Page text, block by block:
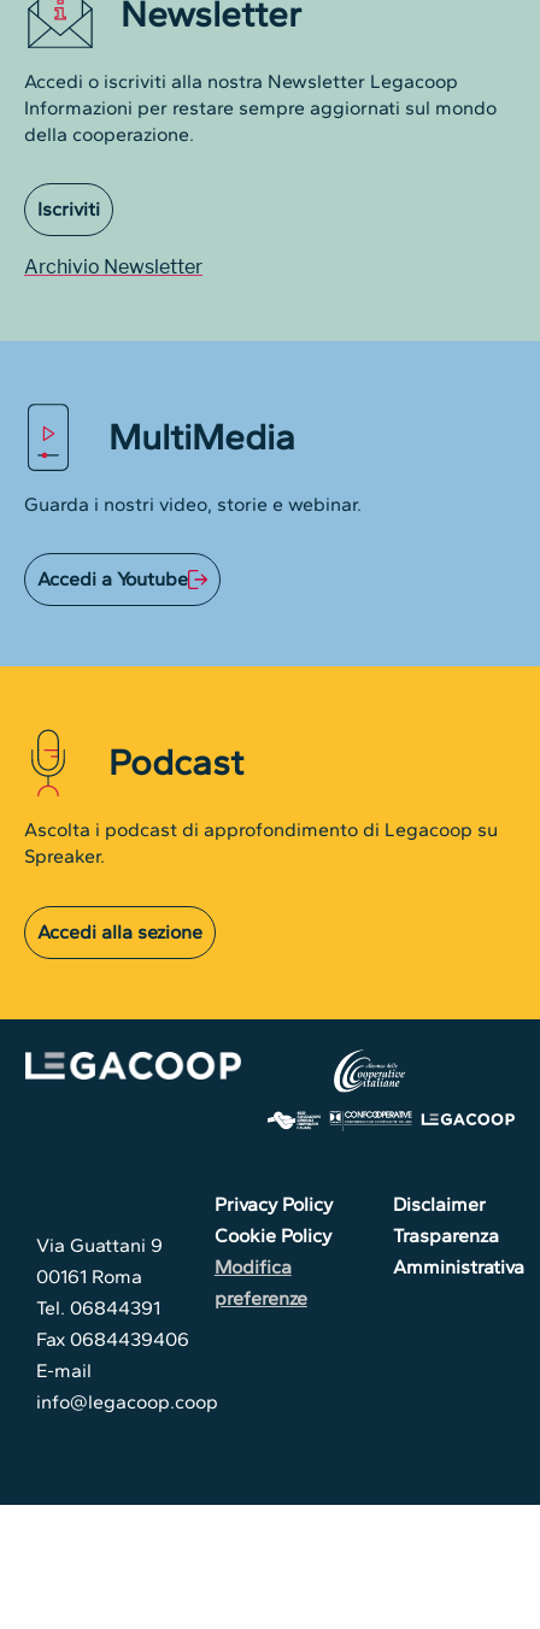
Newsletter
Accedi o iscriviti alla nostra Newsletter Legacoop
Informazioni per restare sempre aggiornati sul mondo
della cooperazione.
Iscriviti
Archivio Newsletter
MultiMedia
Guarda i nostri video, storie e webinar.
Accedi a Youtube
Podcast
Ascolta i podcast di approfondimento di Legacoop su
Spreaker.
Accedi alla sezione
Via Guattani 9
00161 Roma
Tel. 06844391
Fax 0684439406
E-mail
info@legacoop.coop
Privacy Policy
Cookie Policy
Modifica
preferenze
Disclaimer
Trasparenza
Amministrativa